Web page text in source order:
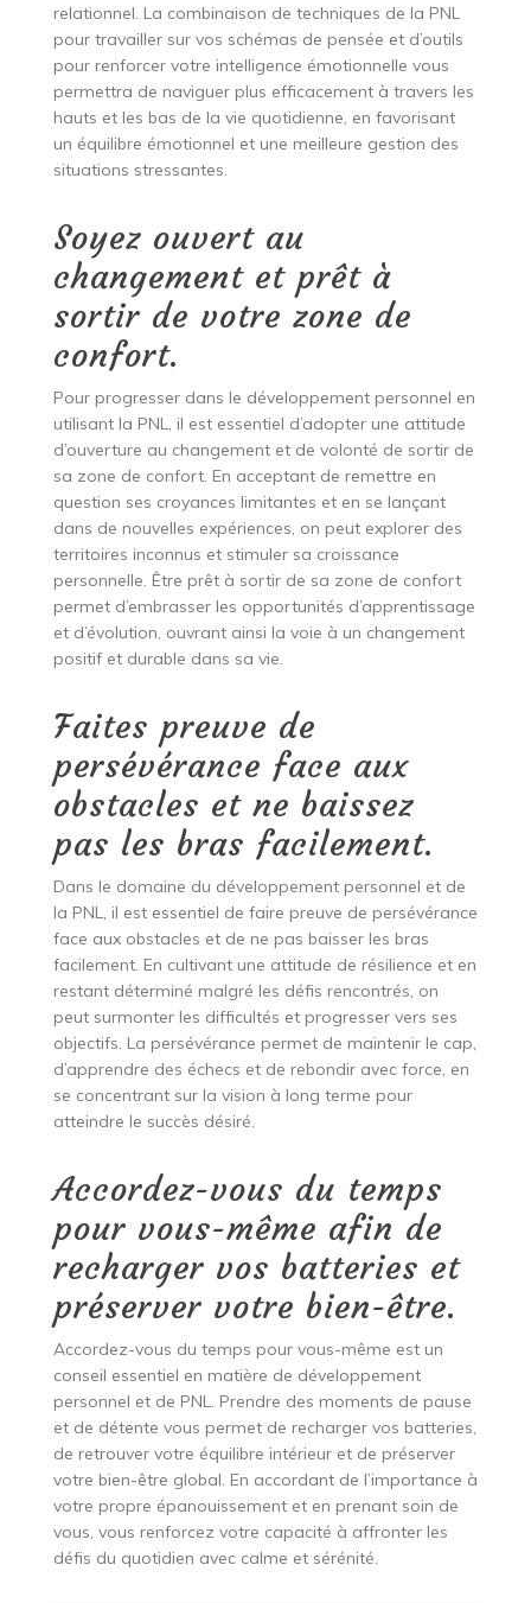
relationnel. La combinaison de techniques de la PNL
pour travailler sur vos schémas de pensée et d’outils
pour renforcer votre intelligence émotionnelle vous
permettra de naviguer plus efficacement à travers les
hauts et les bas de la vie quotidienne, en favorisant
un équilibre émotionnel et une meilleure gestion des
situations stressantes.
Soyez ouvert au
changement et prêt à
sortir de votre zone de
confort.
Pour progresser dans le développement personnel en
utilisant la PNL, il est essentiel d’adopter une attitude
d’ouverture au changement et de volonté de sortir de
sa zone de confort. En acceptant de remettre en
question ses croyances limitantes et en se lançant
dans de nouvelles expériences, on peut explorer des
territoires inconnus et stimuler sa croissance
personnelle. Être prêt à sortir de sa zone de confort
permet d’embrasser les opportunités d’apprentissage
et d’évolution, ouvrant ainsi la voie à un changement
positif et durable dans sa vie.
Faites preuve de
persévérance face aux
obstacles et ne baissez
pas les bras facilement.
Dans le domaine du développement personnel et de
la PNL, il est essentiel de faire preuve de persévérance
face aux obstacles et de ne pas baisser les bras
facilement. En cultivant une attitude de résilience et en
restant déterminé malgré les défis rencontrés, on
peut surmonter les difficultés et progresser vers ses
objectifs. La persévérance permet de maintenir le cap,
d’apprendre des échecs et de rebondir avec force, en
se concentrant sur la vision à long terme pour
atteindre le succès désiré.
Accordez-vous du temps
pour vous-même afin de
recharger vos batteries et
préserver votre bien-être.
Accordez-vous du temps pour vous-même est un
conseil essentiel en matière de développement
personnel et de PNL. Prendre des moments de pause
et de détente vous permet de recharger vos batteries,
de retrouver votre équilibre intérieur et de préserver
votre bien-être global. En accordant de l’importance à
votre propre épanouissement et en prenant soin de
vous, vous renforcez votre capacité à affronter les
défis du quotidien avec calme et sérénité.